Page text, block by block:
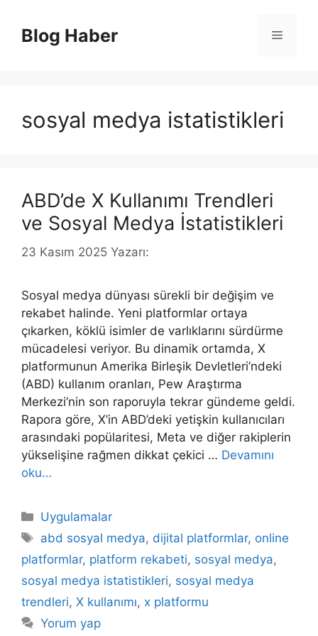
Blog Haber Menü
sosyal medya istatistikleri
ABD’de X Kullanımı Trendleri
ve Sosyal Medya İstatistikleri
23 Kasım 2025 Yazarı:
Sosyal medya dünyası sürekli bir değişim ve
rekabet halinde. Yeni platformlar ortaya
çıkarken, köklü isimler de varlıklarını sürdürme
mücadelesi veriyor. Bu dinamik ortamda, X
platformunun Amerika Birleşik Devletleri’ndeki
(ABD) kullanım oranları, Pew Araştırma
Merkezi’nin son raporuyla tekrar gündeme geldi.
Rapora göre, X’in ABD’deki yetişkin kullanıcıları
arasındaki popülaritesi, Meta ve diğer rakiplerin
yükselişine rağmen dikkat çekici … Devamını
oku…
Kategoriler
Uygulamalar
Etiketler
abd sosyal medya, dijital platformlar, online
platformlar, platform rekabeti, sosyal medya,
sosyal medya istatistikleri, sosyal medya
trendleri, X kullanımı, x platformu
Yorum yap